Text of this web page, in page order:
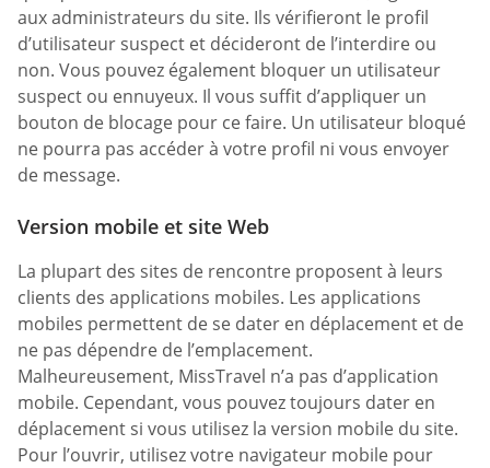
aux administrateurs du site. Ils vérifieront le profil
d’utilisateur suspect et décideront de l’interdire ou
non. Vous pouvez également bloquer un utilisateur
suspect ou ennuyeux. Il vous suffit d’appliquer un
bouton de blocage pour ce faire. Un utilisateur bloqué
ne pourra pas accéder à votre profil ni vous envoyer
de message.
Version mobile et site Web
La plupart des sites de rencontre proposent à leurs
clients des applications mobiles. Les applications
mobiles permettent de se dater en déplacement et de
ne pas dépendre de l’emplacement.
Malheureusement, MissTravel n’a pas d’application
mobile. Cependant, vous pouvez toujours dater en
déplacement si vous utilisez la version mobile du site.
Pour l’ouvrir, utilisez votre navigateur mobile pour